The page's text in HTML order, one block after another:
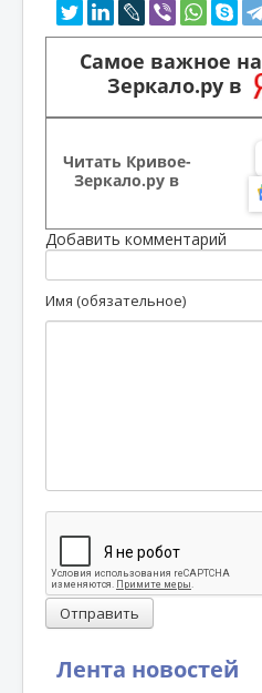
Лента новостей
Самое важное
Зеркало.ру в
Читать Кривое-
Зеркало.ру в
Добавить комментарий
Имя (обязательное)
Отправить